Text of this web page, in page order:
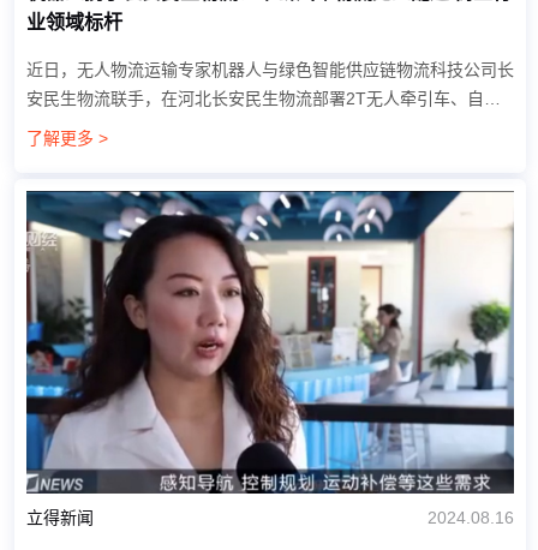
业领域标杆
近日，无人物流运输专家机器人与绿色智能供应链物流科技公司长
安民生物流联手，在河北长安民生物流部署2T无人牵引车、自动
驾驶综合管理系统等一系列硬软件产品，实现入厂物流智能化作业
了解更多 >
立得新闻 2024.08.16